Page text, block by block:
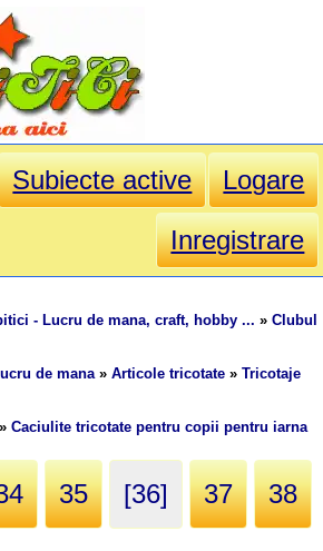
Subiecte active
Logare
Inregistrare
- Lucru de mana, craft, hobby ... »Clubul
de mana»Articole tricotate »Tricotaje
»Caciulite tricotate pentru copii pentru iarna
35 [36] 37 38